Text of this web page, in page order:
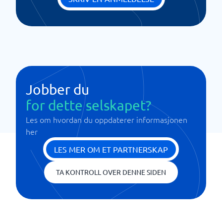
Jobber du
for dette selskapet?
Les om hvordan du oppdaterer informasjonen
her
LES MER OM ET PARTNERSKAP
TA KONTROLL OVER DENNE SIDEN